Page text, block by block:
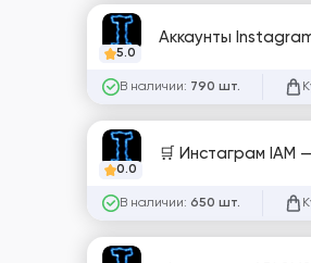
5.0
Аккаунты
В наличии: 790 шт.
0.0
🛒 Инстаграм IAM
В наличии: 650 шт.